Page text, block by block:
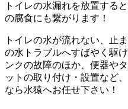
トイレの水漏れを放置する
の腐食にも繋がります！
トイレの水が流れない、止
の水トラブルへすばやく駆
ンクの故障のほか、便器や
ットの取り付け・設置など
なら水猿へお任せ下さい！